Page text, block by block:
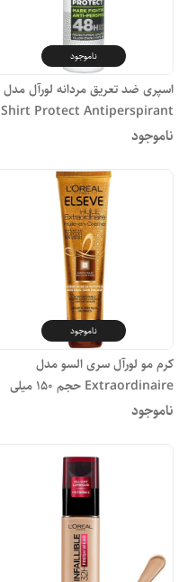
ناموجود
اسپری ضد تعریق مردانه لورآل مدل
Shirt Protect Antiperspirant
حجم 250 میلی لیتر
ناموجود
ناموجود
کرم مو لورآل سری السو مدل
Extraordinaire حجم 150 میلی
لیتر
ناموجود